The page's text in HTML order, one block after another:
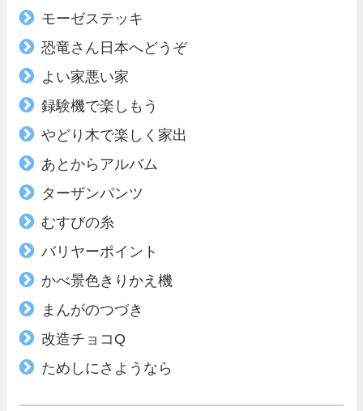
モーゼステッキ
恐竜さん日本へどうぞ
よい家悪い家
録験機で楽しもう
やどり木で楽しく家出
あとからアルバム
ターザンパンツ
むすびの糸
バリヤーポイント
かべ景色きりかえ機
まんがのつづき
改造チョコQ
ためしにさようなら